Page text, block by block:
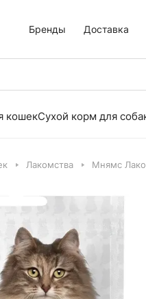
Бренды Доставка
кошекСухой корм для
Лакомства Мнямс